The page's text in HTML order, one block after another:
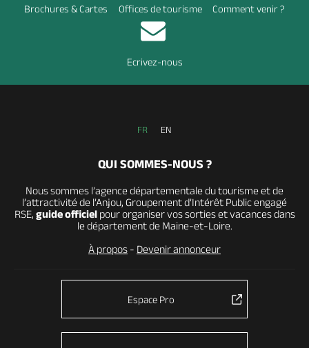
Brochures & Cartes Offices de tourisme Comment venir ?
Ecrivez-nous
FR EN
QUI SOMMES-NOUS ?
Nous sommes l’agence départementale du tourisme et de
l’attractivité de l’Anjou, Groupement d’Intérêt Public engagé
RSE, guide officielpour organiser vos sorties et vacances dans
le département de Maine-et-Loire.
À propos - Devenir annonceur
Espace Pro